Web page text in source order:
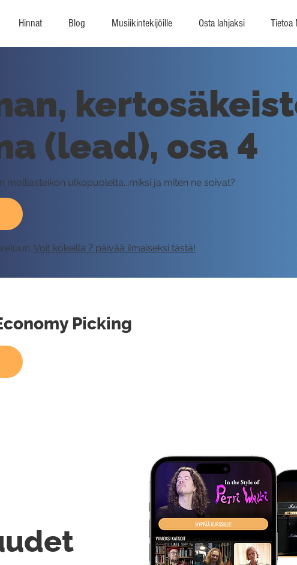
Hinnat Blog Musiikintekijöille Osta lahjaksi Tietoa
(lead), osa 4
molliasteikon ulkopuolelta...miksi ja miten ne soivat?
Voit kokeilla 7 päivää ilmaiseksi tästä!
Picking